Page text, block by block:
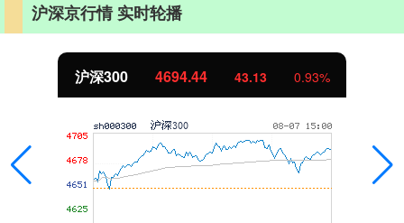
沪深京行情 实时轮播
沪深300 4694.44 43.13 0.93%